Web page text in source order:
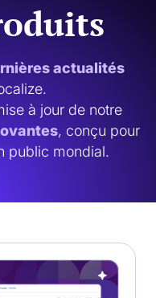
actualités
à jour de notre
, conçu pour
public mondial.